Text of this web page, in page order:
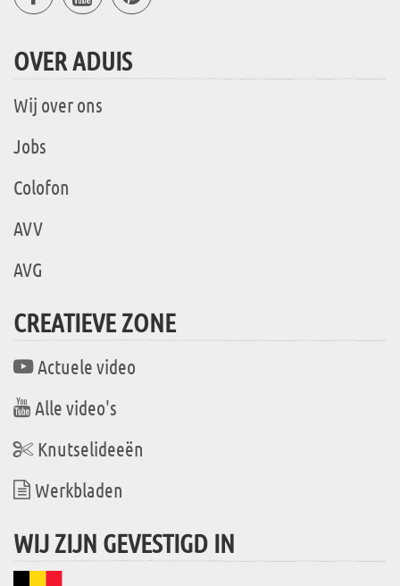
OVER ADUIS
Wij over ons
Jobs
Colofon
AVV
AVG
CREATIEVE ZONE
Actuele video
Alle video's
Knutselideeën
Werkbladen
WIJ ZIJN GEVESTIGD IN